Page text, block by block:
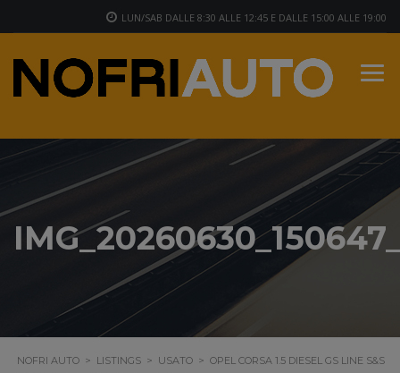
LUN/SAB DALLE 8:30 ALLE 12:45 E DALLE 15:00 ALLE 19:00
NOFRI AUTO > LISTINGS > USATO > OPEL CORSA 1.5 DIESEL GS LINE S&S